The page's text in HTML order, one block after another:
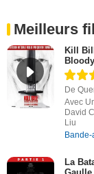
Meilleurs
Kill
De
Avec
David
Liu
La